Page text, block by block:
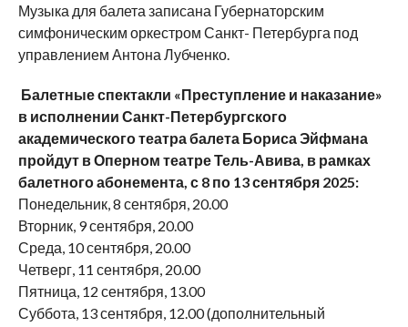
Музыка для балета записана Губернаторским
симфоническим оркестром Санкт- Петербурга под
управлением Антона Лубченко.
Балетные спектакли «Преступление и наказание»
в исполнении Санкт-Петербургского
академического театра балета Бориса Эйфмана
пройдут в Оперном театре Тель-Авива, в рамках
балетного абонемента, с 8 по 13 сентября 2025:
Понедельник, 8 сентября, 20.00
Вторник, 9 сентября, 20.00
Среда, 10 сентября, 20.00
Четверг, 11 сентября, 20.00
Пятница, 12 сентября, 13.00
Суббота, 13 сентября, 12.00 (дополнительный